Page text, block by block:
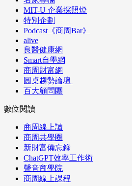
MIT-U 企業探照燈
特別企劃
Podcast《商周Bar》
alive
良醫健康網
Smart自學網
商周財富網
圓桌趨勢論壇
百大顧問團
數位閱讀
商周線上讀
商周共學圈
新財富備忘錄
ChatGPT效率工作術
聲音商學院
商周線上課程